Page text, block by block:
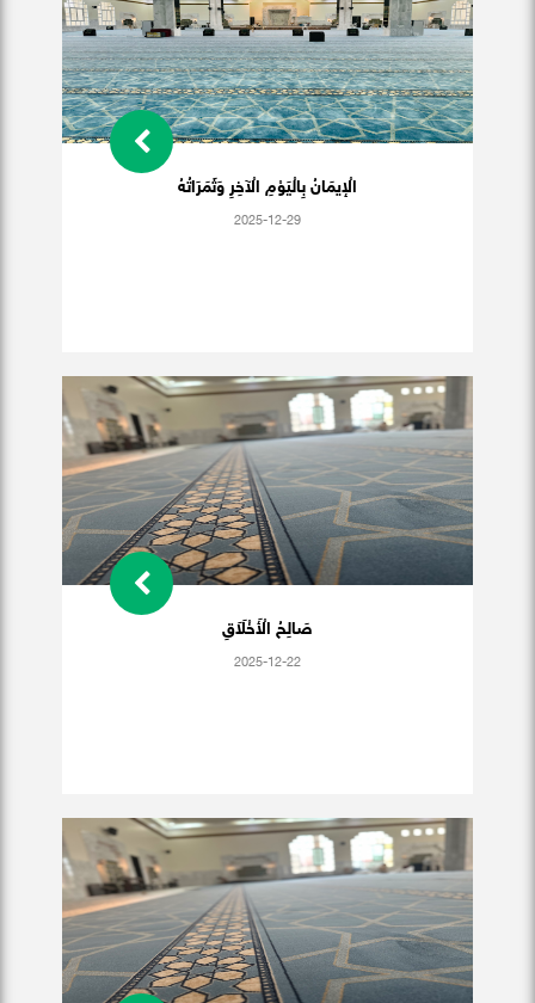
الْإيمَانُ بِالْيَوْمِ الْآخِرِ وَثَمَرَاتُهُ
2025-12-29
صَالِحُ الْأَخْلَاَقِ
2025-12-22